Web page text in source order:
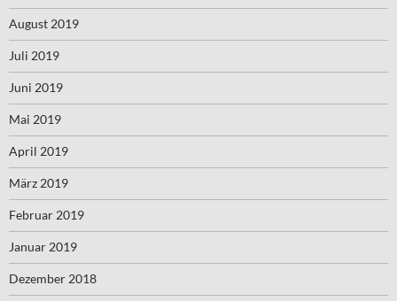
August 2019
Juli 2019
Juni 2019
Mai 2019
April 2019
März 2019
Februar 2019
Januar 2019
Dezember 2018